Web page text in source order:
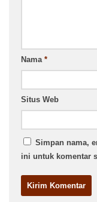
Nama *
Situs Web
Simpan nama,
ini untuk komentar